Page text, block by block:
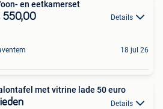
en eetkamerset
550,00 Details
18 jul 26
met vitrine lade 50 euro
Details